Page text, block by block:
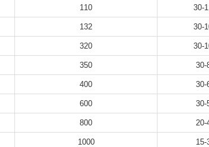
30-
110
30-
132
30-
320
30-
350
30-
400
30-
600
20-
800
15-
1000